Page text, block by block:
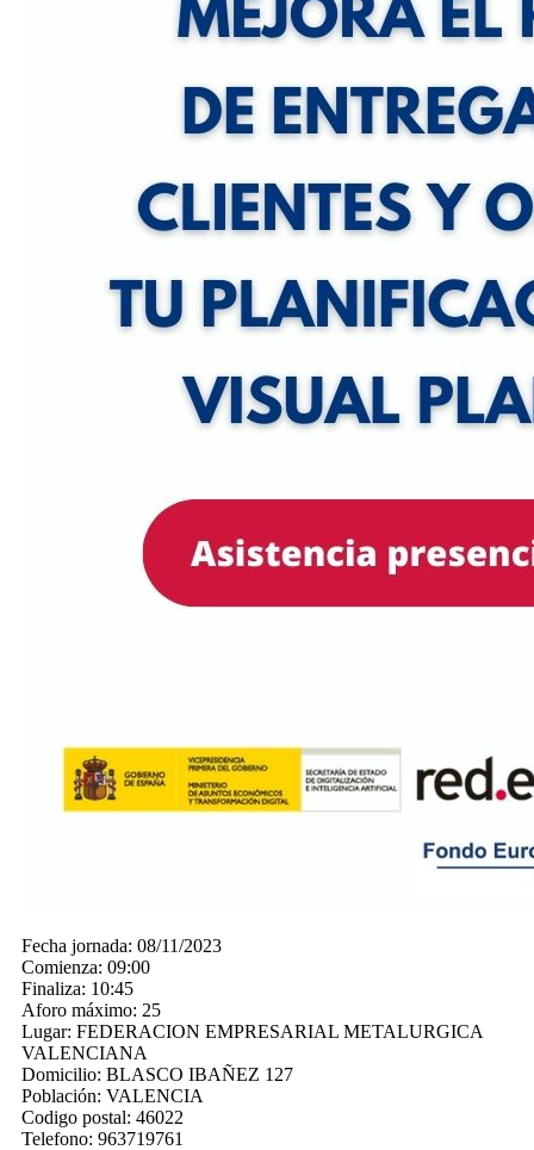
Fecha jornada: 08/11/2023
Comienza: 09:00
Finaliza: 10:45
Aforo máximo: 25
Lugar: FEDERACION EMPRESARIAL METALURGICA
VALENCIANA
Domicilio: BLASCO IBAÑEZ 127
Población: VALENCIA
Codigo postal: 46022
Telefono: 963719761